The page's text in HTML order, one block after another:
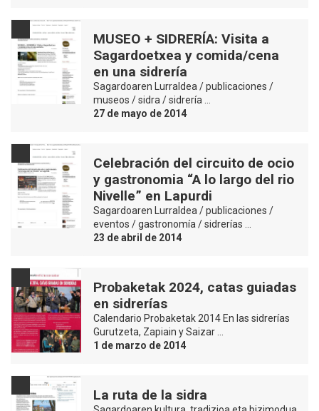
MUSEO + SIDRERÍA: Visita a
Sagardoetxea y comida/cena
en una sidrería
Sagardoaren Lurraldea / publicaciones /
museos / sidra / sidrería …
27 de mayo de 2014
Celebración del circuito de ocio
y gastronomia “A lo largo del rio
Nivelle” en Lapurdi
Sagardoaren Lurraldea / publicaciones /
eventos / gastronomía / sidrerías …
23 de abril de 2014
Probaketak 2024, catas guiadas
en sidrerías
Calendario Probaketak 2014 En las sidrerías
Gurutzeta, Zapiain y Saizar …
1 de marzo de 2014
La ruta de la sidra